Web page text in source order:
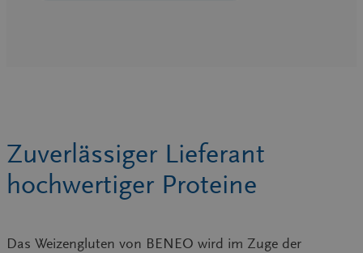
Zuverlässiger Lieferant
hochwertiger Proteine
Das Weizengluten von BENEO wird im Zuge der